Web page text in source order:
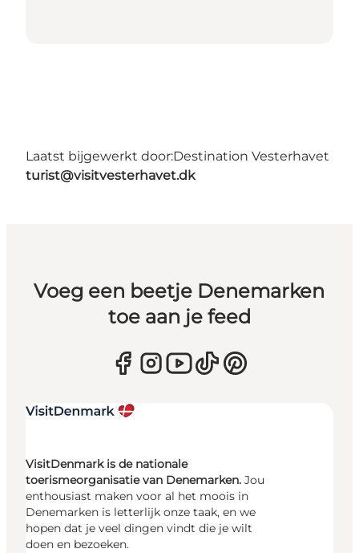
Laatst bijgewerkt door:Destination Vesterhavet
turist@visitvesterhavet.dk
Voeg een beetje Denemarken
toe aan je feed
VisitDenmark is de nationale
toerismeorganisatie van Denemarken. Jou
enthousiast maken voor al het moois in
Denemarken is letterlijk onze taak, en we
hopen dat je veel dingen vindt die je wilt
doen en bezoeken.